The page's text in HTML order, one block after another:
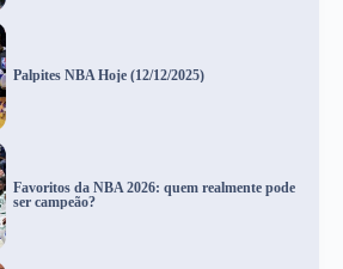
Palpites NBA Hoje (12/12/2025)
Favoritos da NBA 2026: quem realmente pode
ser campeão?